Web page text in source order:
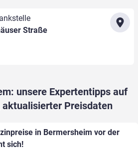
Straße
unsere Expertentipps auf
aktualisierter Preisdaten
in Bermersheim vor der
sich!